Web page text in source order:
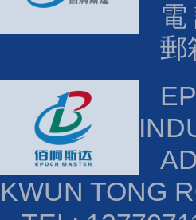
電
郵
KWUN TONG